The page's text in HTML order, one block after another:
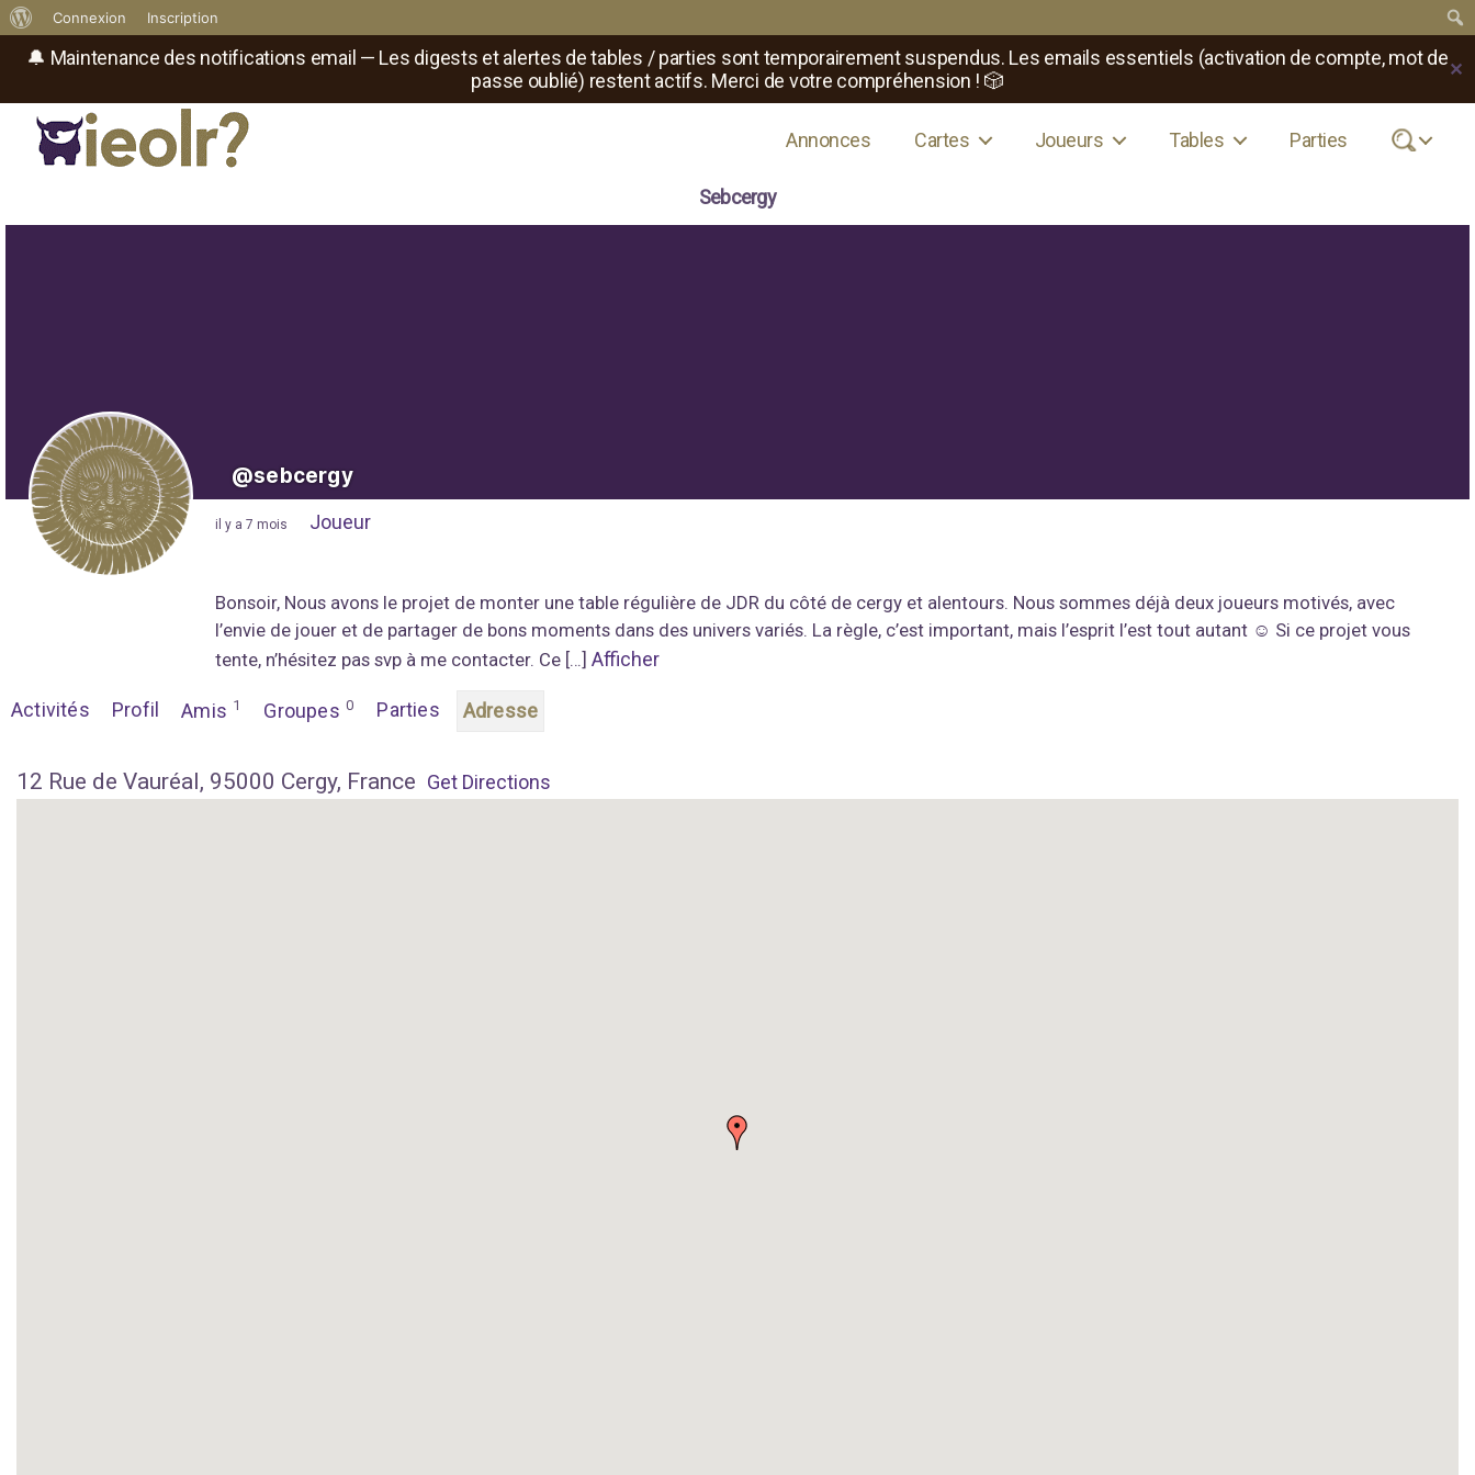
🔔 Maintenance des notifications email — Les digests et alertes de tables / parties sont temporairement suspendus. Les emails essentiels (activation de compte, mot de
passe oublié) restent actifs. Merci de votre compréhension ! 🎲
✕
propos
WordPress
Connexion Inscription
où
Annonces Cartes Joueurs Tables Parties .
Sebcergy
@sebcergy
il y a 7 mois Joueur
Bonsoir, Nous avons le projet de monter une table régulière de JDR du côté de cergy et alentours. Nous sommes déjà deux joueurs motivés, avec
l’envie de jouer et de partager de bons moments dans des univers variés. La règle, c’est important, mais l’esprit l’est tout autant ☺️ Si ce projet vous
tente, n’hésitez pas svp à me contacter. Ce […] Afficher
Activités Profil Amis 1 Groupes 0 Parties Adresse
12 Rue de Vauréal, 95000 Cergy, France Get Directions